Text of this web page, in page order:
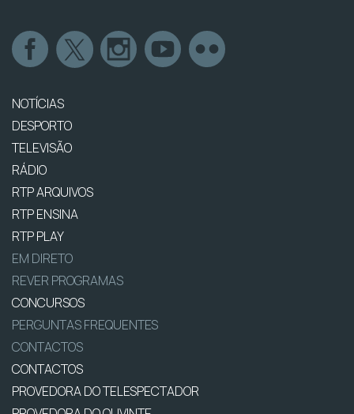
NOTÍCIAS
DESPORTO
TELEVISÃO
RÁDIO
RTP ARQUIVOS
RTP ENSINA
RTP PLAY
EM DIRETO
REVER PROGRAMAS
CONCURSOS
PERGUNTAS FREQUENTES
CONTACTOS
CONTACTOS
PROVEDORA DO TELESPECTADOR